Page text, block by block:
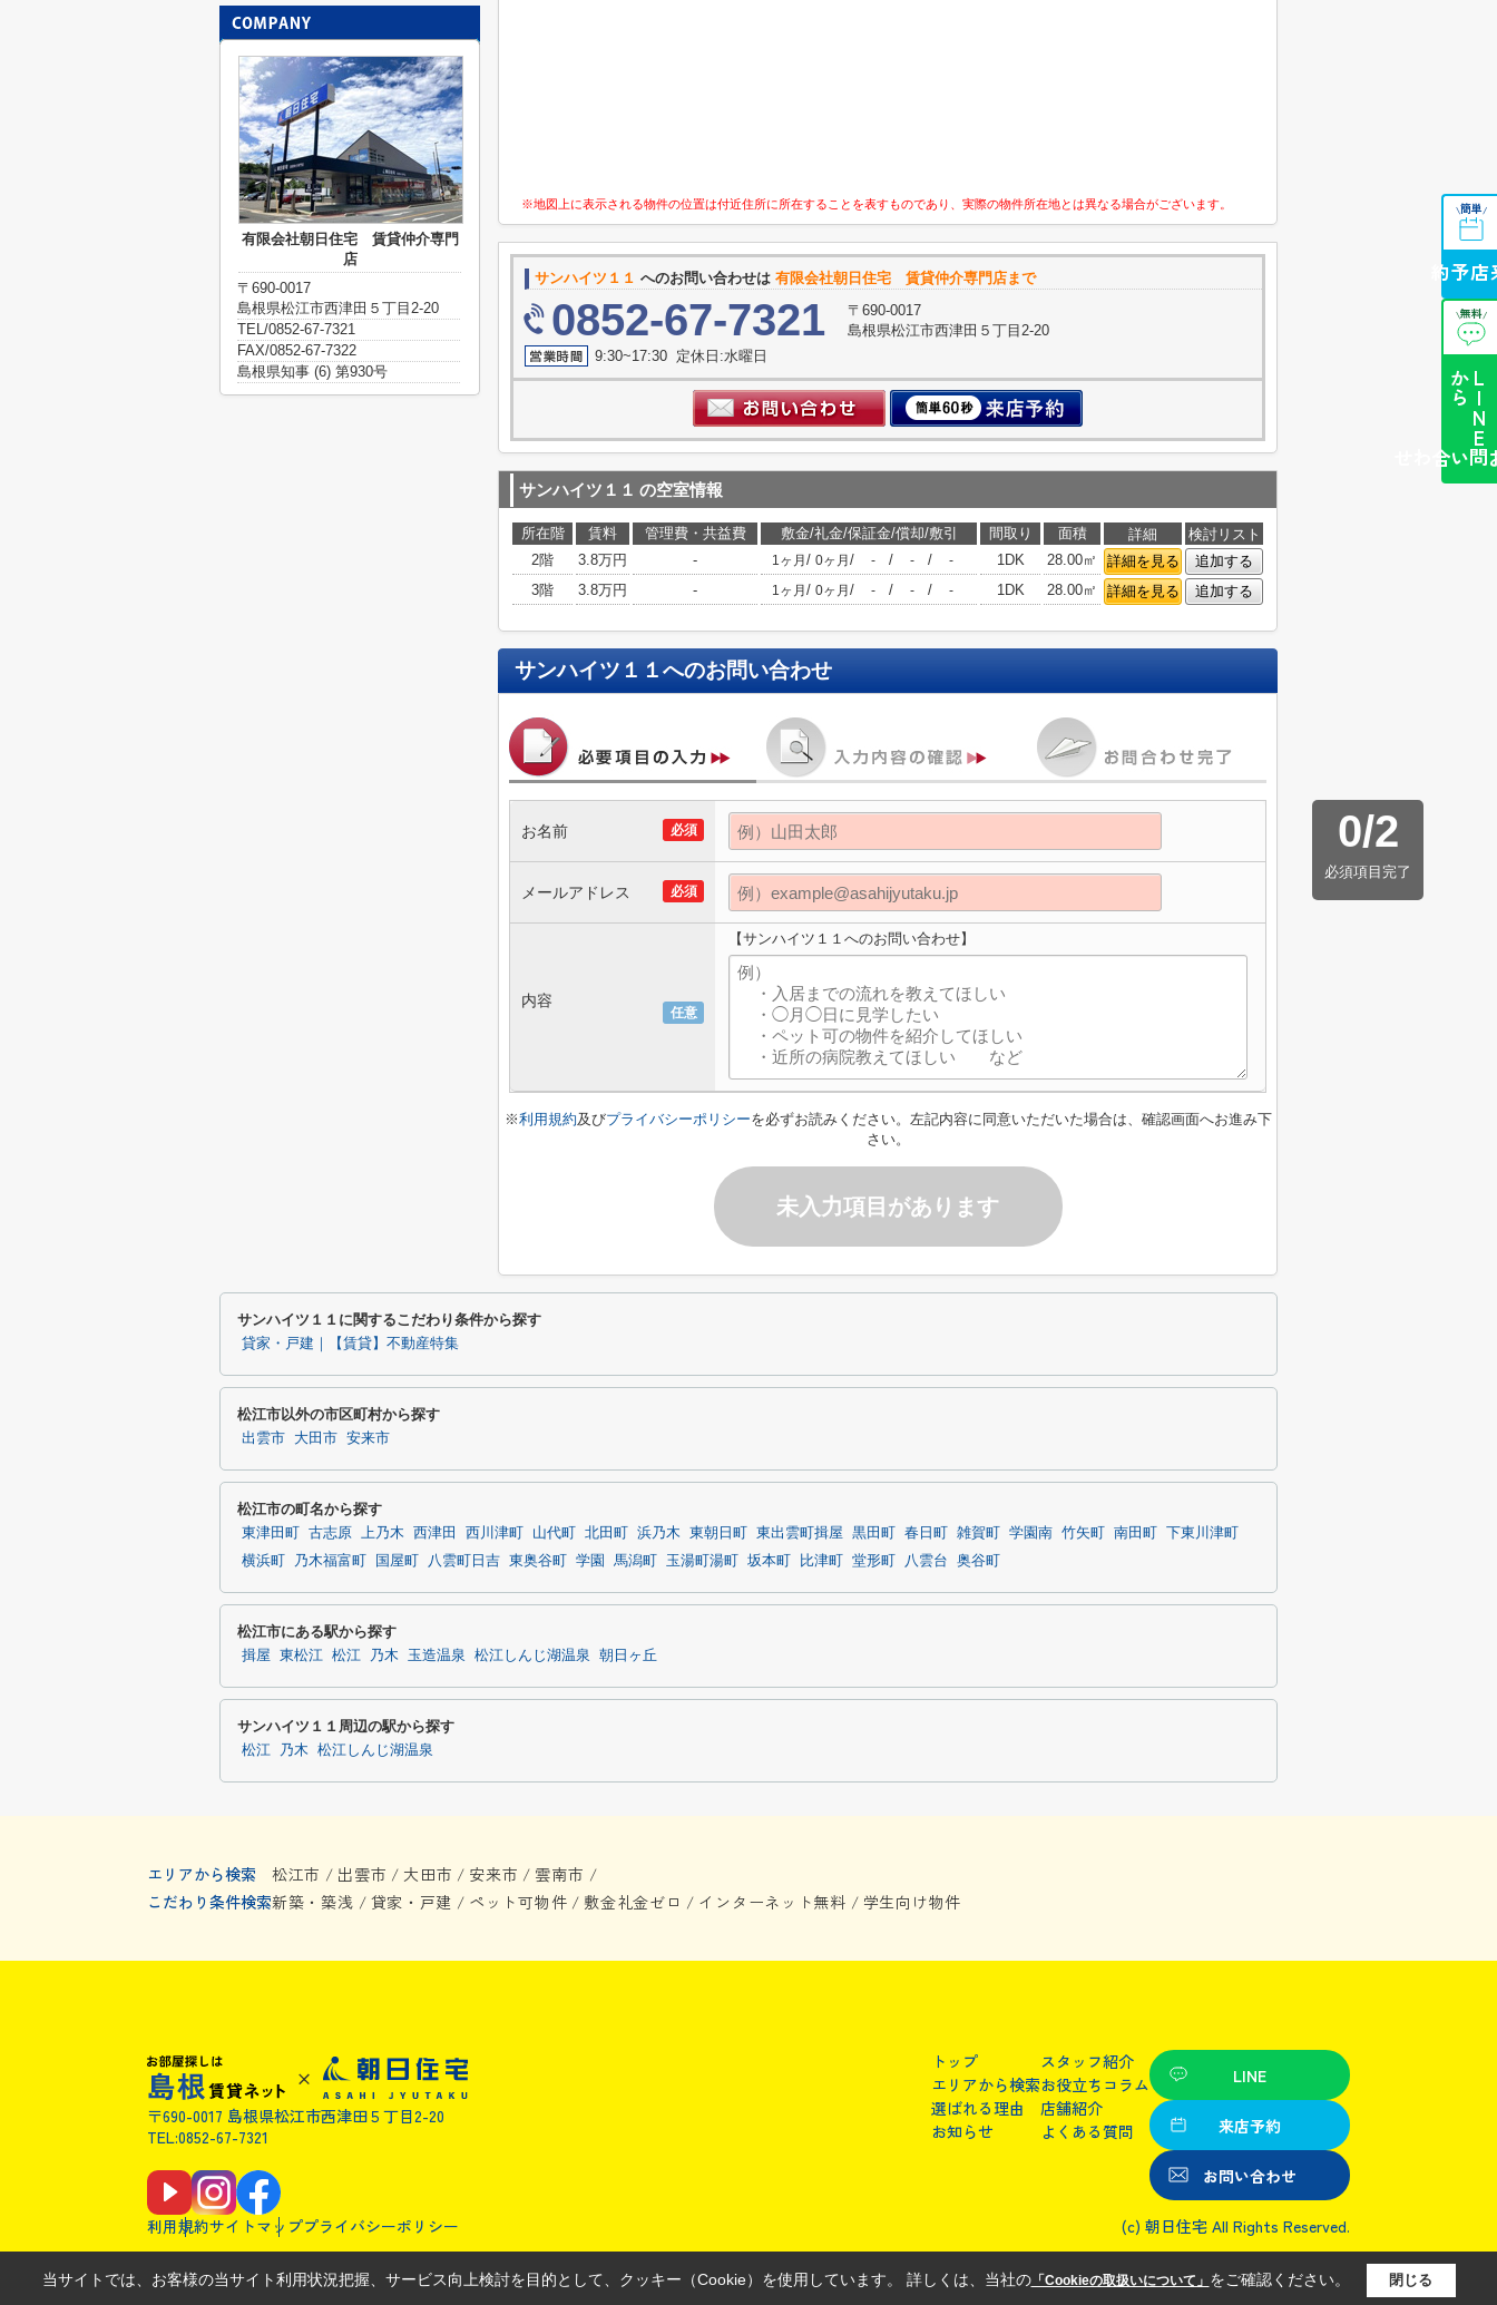
※地図上に表示される物件の位置は付近住所に所在することを表すものであり、実際の物件所在地とは異なる場合がございます。
サンハイツ１１ へのお問い合わせは 有限会社朝日住宅 賃貸仲介専門店まで
0852-67-7321
〒690-0017
島根県松江市西津田５丁目2-20
9:30~17:30 定休日:水曜日
サンハイツ１１ の空室情報
所在階 賃料 管理費・共益費 敷金/礼金/保証金/償却/敷引 間取り 面積 詳細
検討リスト
2階
3.8万円 - 1ヶ月 / 0ヶ月 / - / - / - 1DK 28.00㎡ 詳細を見る
追加する
3階
3.8万円 - 1ヶ月 / 0ヶ月 / - / - / - 1DK 28.00㎡ 詳細を見る 追加する
サンハイツ１１へのお問い合わせ
0/2
必須項目完了
必須
お名前
必須
メールアドレス
任意
内容
【サンハイツ１１へのお問い合わせ】
※利用規約及びプライバシーポリシーを必ずお読みください。左記内容に同意いただいた場合は、確認画面へお進み下
さい。
未入力項目があります
有限会社朝日住宅 賃貸仲介専門
店
〒690-0017
島根県松江市西津田５丁目2-20
TEL/0852-67-7321
FAX/0852-67-7322
島根県知事 (6) 第930号
サンハイツ１１に関するこだわり条件から探す
貸家・戸建｜【賃貸】不動産特集
松江市以外の市区町村から探す
出雲市 大田市 安来市
松江市の町名から探す
東津田町 古志原 上乃木 西津田 西川津町 山代町 北田町 浜乃木 東朝日町 東出雲町揖屋 黒田町 春日町 雑賀町 学園南 竹矢町 南田町
下東川津町
横浜町
乃木福富町 国屋町 八雲町日吉 東奥谷町 学園 馬潟町 玉湯町湯町 坂本町 比津町 堂形町 八雲台 奥谷町
松江市にある駅から探す
揖屋 東松江 松江 乃木 玉造温泉 松江しんじ湖温泉 朝日ヶ丘
サンハイツ１１周辺の駅から探す
松江 乃木 松江しんじ湖温泉
エリアから検索 松江市 / 出雲市 / 大田市 / 安来市 / 雲南市 /
こだわり条件検索新築・築浅 / 貸家・戸建 / ペット可物件 / 敷金礼金ゼロ / インターネット無料 / 学生向け物件
〒690-0017 島根県松江市西津田５丁目2-20
TEL:0852-67-7321
トップ
エリアから検索
選ばれる理由
お知らせ
スタッフ紹介
お役立ちコラム
店舗紹介
よくある質問
LINE
来店予約
お問い合わせ
利用規約サイトマッププライバシーポリシー (c) 朝日住宅 All Rights Reserved.
\簡単/
来店予約
\無料/
L
I
N
E
か
ら
当サイトでは、お客様の当サイト利用状況把握、サービス向上検討を目的として、クッキー（Cookie）を使用しています。 詳しくは、当社の「Cookieの取扱いについて」 をご確認ください。 閉じる